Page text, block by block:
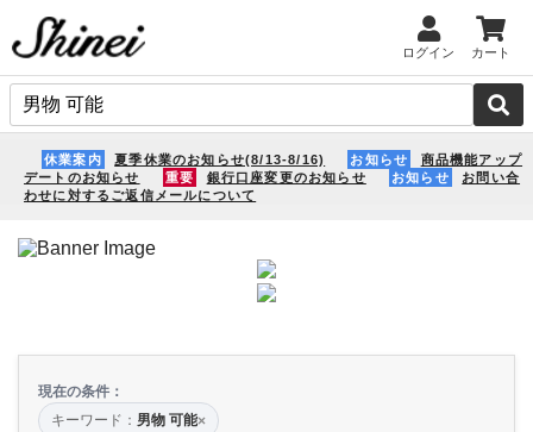
ログイン カート
休業案内 夏季休業のお知らせ(8/13-8/16) お知らせ
商品機能アップ
デートのお知らせ
重要 銀行口座変更のお知らせ お知らせ
お問い合
わせに対するご返信メールについて
現在の条件：
キーワード： 男物 可能×